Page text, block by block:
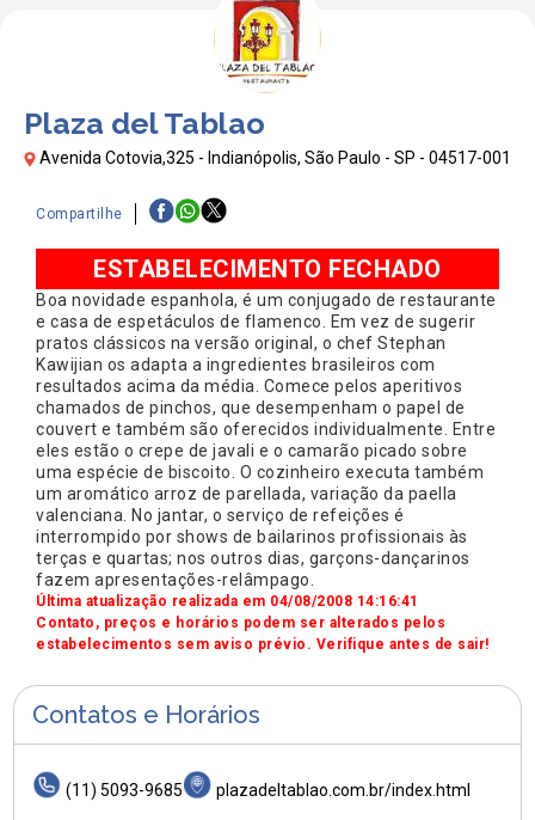
Plaza del Tablao
Avenida Cotovia,325 - Indianópolis, São Paulo - SP - 04517-001
Compartilhe
ESTABELECIMENTO FECHADO
Boa novidade espanhola, é um conjugado de restaurante
e casa de espetáculos de flamenco. Em vez de sugerir
pratos clássicos na versão original, o chef Stephan
Kawijian os adapta a ingredientes brasileiros com
resultados acima da média. Comece pelos aperitivos
chamados de pinchos, que desempenham o papel de
couvert e também são oferecidos individualmente. Entre
eles estão o crepe de javali e o camarão picado sobre
uma espécie de biscoito. O cozinheiro executa também
um aromático arroz de parellada, variação da paella
valenciana. No jantar, o serviço de refeições é
interrompido por shows de bailarinos profissionais às
terças e quartas; nos outros dias, garçons-dançarinos
fazem apresentações-relâmpago.
Última atualização realizada em 04/08/2008 14:16:41
Contato, preços e horários podem ser alterados pelos
estabelecimentos sem aviso prévio. Verifique antes de sair!
Contatos e Horários
(11) 5093-9685 plazadeltablao.com.br/index.html